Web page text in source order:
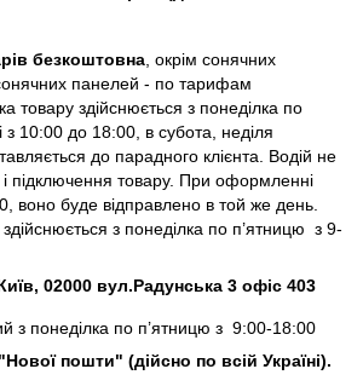
безкоштовна , окрім сонячних
панелей - по тарифам
товару здійснюється з понеділка по
з 10:00 до 18:00, в субота, неділя
до парадного клієнта. Водій не
підключення товару. При оформленні
воно буде відправлено в той же день.
з понеділка по п’ятницю з 9-
02000 вул.Радунська 3 офіс 403
з понеділка по п’ятницю з 9:00-18:00
пошти" (дійсно по всій Україні).